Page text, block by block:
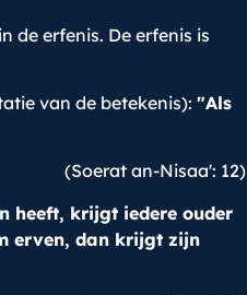
de erfenis. De erfenis is
van de betekenis): "Als
(Soerat an-Nisaa': 12)
heeft, krijgt iedere ouder
erven, dan krijgt zijn